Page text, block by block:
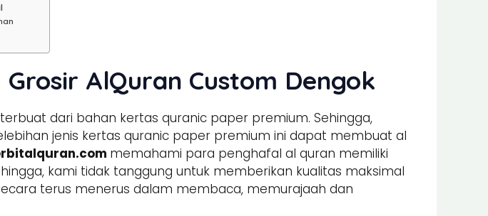
AlQuran Custom Dengok
dari bahan kertas quranic paper premium. Sehingga,
jenis kertas quranic paper premium ini dapat membuat al
memahami para penghafal al quran memiliki
kami tidak tanggung untuk memberikan kualitas maksimal
terus menerus dalam membaca, memurajaah dan